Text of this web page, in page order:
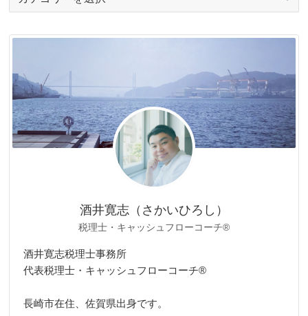
リ
酒井寛志（さかいひろし）
税理士・キャッシュフローコーチ®
酒井寛志税理士事務所
代表税理士・キャッシュフローコーチ®
長崎市在住、佐賀県出身です。